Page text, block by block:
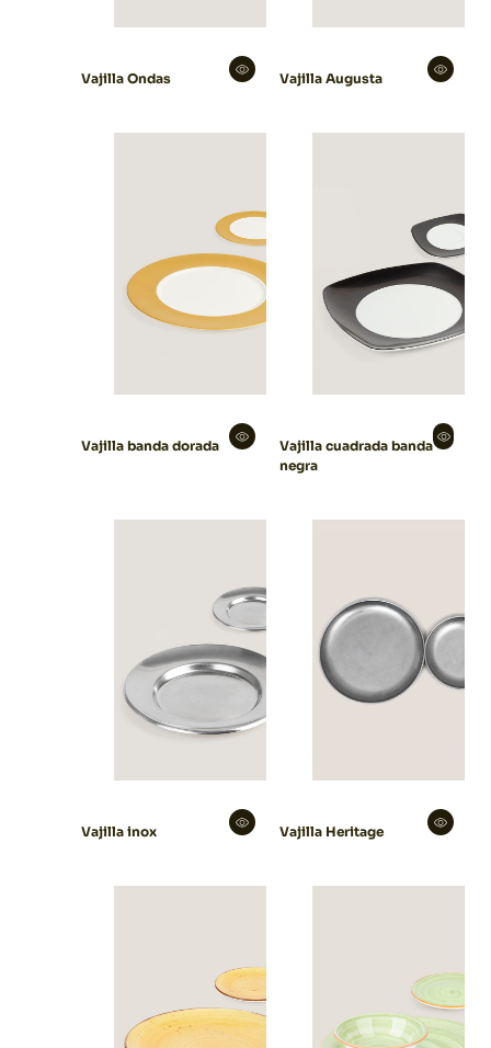
Vajilla Ondas Vajilla Augusta
Vajilla banda dorada
Vajilla cuadrada banda
negra
Vajilla inox Vajilla Heritage